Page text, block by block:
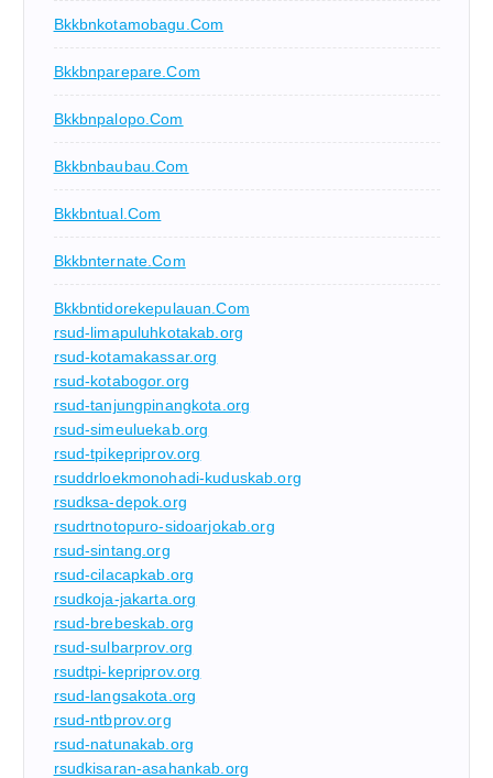
Bkkbnkotamobagu.com
Bkkbnparepare.com
Bkkbnpalopo.com
Bkkbnbaubau.com
Bkkbntual.com
Bkkbnternate.com
Bkkbntidorekepulauan.com
rsud-limapuluhkotakab.org
rsud-kotamakassar.org
rsud-kotabogor.org
rsud-tanjungpinangkota.org
rsud-simeuluekab.org
rsud-tpikepriprov.org
rsuddrloekmonohadi-kuduskab.org
rsudksa-depok.org
rsudrtnotopuro-sidoarjokab.org
rsud-sintang.org
rsud-cilacapkab.org
rsudkoja-jakarta.org
rsud-brebeskab.org
rsud-sulbarprov.org
rsudtpi-kepriprov.org
rsud-langsakota.org
rsud-ntbprov.org
rsud-natunakab.org
rsudkisaran-asahankab.org